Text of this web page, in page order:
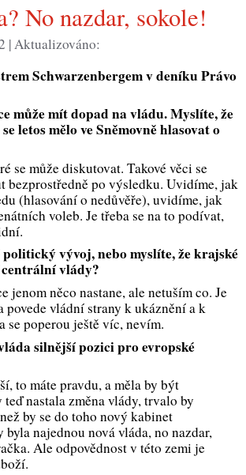
No nazdar, sokole!
|Aktualizováno:
Schwarzenbergem v deníku Právo
může mít dopad na vládu. Myslíte, že
letos mělo ve Sněmovně hlasovat o
se může diskutovat. Takové věci se
bezprostředně po výsledku. Uvidíme, jak
(hlasování o nedůvěře), uvidíme, jak
voleb. Je třeba se na to podívat,
vývoj, nebo myslíte, že krajské
vlády?
jenom něco nastane, ale netuším co. Je
povede vládní strany k ukáznění a k
se poperou ještě víc, nevím.
silnější pozici pro evropské
to máte pravdu, a měla by být
nastala změna vlády, trvalo by
by se do toho nový kabinet
najednou nová vláda, no nazdar,
Ale odpovědnost v této zemi je